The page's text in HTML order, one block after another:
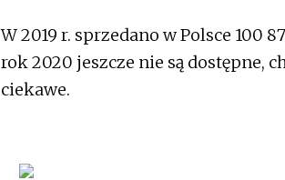
W 2019 r. sprzedano w Polsce 100
rok 2020 jeszcze nie są dostępne,
ciekawe.